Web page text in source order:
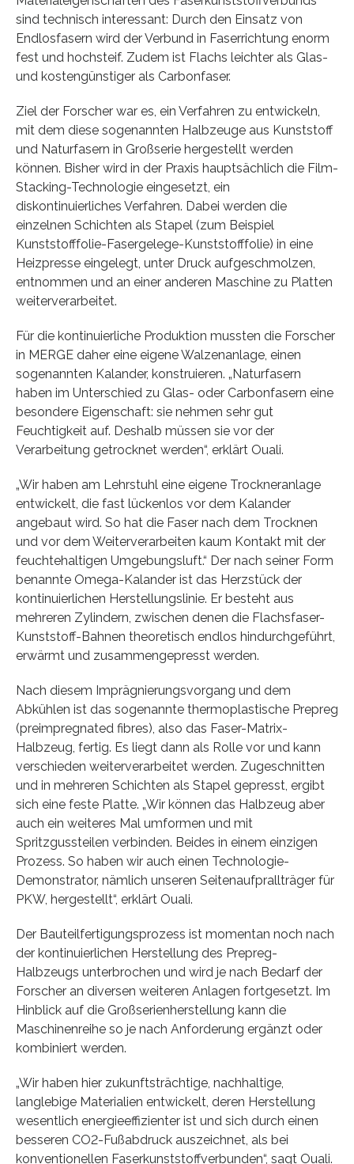
sind technisch interessant: Durch den Einsatz von
Endlosfasern wird der Verbund in Faserrichtung enorm
fest und hochsteif. Zudem ist Flachs leichter als Glas-
und kostengünstiger als Carbonfaser.
Ziel der Forscher war es, ein Verfahren zu entwickeln,
mit dem diese sogenannten Halbzeuge aus Kunststoff
und Naturfasern in Großserie hergestellt werden
können. Bisher wird in der Praxis hauptsächlich die Film-
Stacking-Technologie eingesetzt, ein
diskontinuierliches Verfahren. Dabei werden die
einzelnen Schichten als Stapel (zum Beispiel
Kunststofffolie-Fasergelege-Kunststofffolie) in eine
Heizpresse eingelegt, unter Druck aufgeschmolzen,
entnommen und an einer anderen Maschine zu Platten
weiterverarbeitet.
Für die kontinuierliche Produktion mussten die Forscher
in MERGE daher eine eigene Walzenanlage, einen
sogenannten Kalander, konstruieren. „Naturfasern
haben im Unterschied zu Glas- oder Carbonfasern eine
besondere Eigenschaft: sie nehmen sehr gut
Feuchtigkeit auf. Deshalb müssen sie vor der
Verarbeitung getrocknet werden“, erklärt Ouali.
„Wir haben am Lehrstuhl eine eigene Trockneranlage
entwickelt, die fast lückenlos vor dem Kalander
angebaut wird. So hat die Faser nach dem Trocknen
und vor dem Weiterverarbeiten kaum Kontakt mit der
feuchtehaltigen Umgebungsluft.“ Der nach seiner Form
benannte Omega-Kalander ist das Herzstück der
kontinuierlichen Herstellungslinie. Er besteht aus
mehreren Zylindern, zwischen denen die Flachsfaser-
Kunststoff-Bahnen theoretisch endlos hindurchgeführt,
erwärmt und zusammengepresst werden.
Nach diesem Imprägnierungsvorgang und dem
Abkühlen ist das sogenannte thermoplastische Prepreg
(preimpregnated fibres), also das Faser-Matrix-
Halbzeug, fertig. Es liegt dann als Rolle vor und kann
verschieden weiterverarbeitet werden. Zugeschnitten
und in mehreren Schichten als Stapel gepresst, ergibt
sich eine feste Platte. „Wir können das Halbzeug aber
auch ein weiteres Mal umformen und mit
Spritzgussteilen verbinden. Beides in einem einzigen
Prozess. So haben wir auch einen Technologie-
Demonstrator, nämlich unseren Seitenaufprallträger für
PKW, hergestellt“, erklärt Ouali.
Der Bauteilfertigungsprozess ist momentan noch nach
der kontinuierlichen Herstellung des Prepreg-
Halbzeugs unterbrochen und wird je nach Bedarf der
Forscher an diversen weiteren Anlagen fortgesetzt. Im
Hinblick auf die Großserienherstellung kann die
Maschinenreihe so je nach Anforderung ergänzt oder
kombiniert werden.
„Wir haben hier zukunftsträchtige, nachhaltige,
langlebige Materialien entwickelt, deren Herstellung
wesentlich energieeffizienter ist und sich durch einen
besseren CO2-Fußabdruck auszeichnet, als bei
konventionellen Faserkunststoffverbunden“, sagt Ouali.